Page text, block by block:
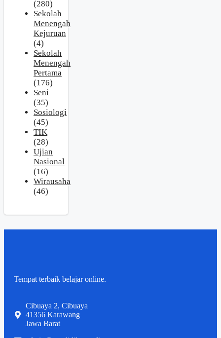
(280)
Sekolah
Menengah
Kejuruan
(4)
Sekolah
Menengah
Pertama
(176)
Seni
(35)
Sosiologi
(45)
TIK
(28)
Ujian
Nasional
(16)
Wirausaha
(46)
Tempat terbaik belajar online.
Cibuaya 2, Cibuaya
41356 Karawang
Jawa Barat